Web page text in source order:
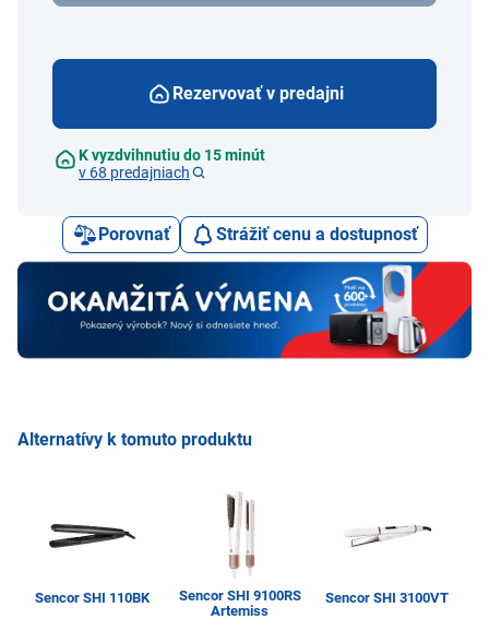
Rezervovať v predajni
K vyzdvihnutiu do 15 minút
v 68 predajniach
Porovnať Strážiť cenu a dostupnosť
Alternatívy k tomuto produktu
Sencor SHI 110BK
Sencor SHI 9100RS
Artemiss
Sencor SHI 3100VT